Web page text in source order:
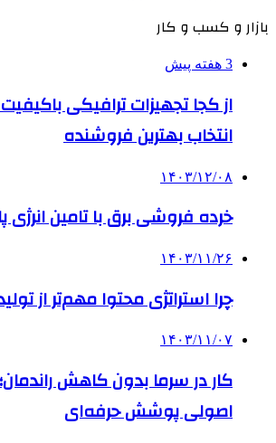
بازار و کسب و کار
3 هفته پیش
از کجا تجهیزات ترافیکی
انتخاب بهترین فروشنده
۱۴۰۳/۱۲/۰۸
خرده فروشی برق با تامین انرژی
۱۴۰۳/۱۱/۲۶
چرا استراتژی محتوا مهم‌تر از
۱۴۰۳/۱۱/۰۷
کار در سرما بدون کاهش
اصولی پوشش حرفه‌ای